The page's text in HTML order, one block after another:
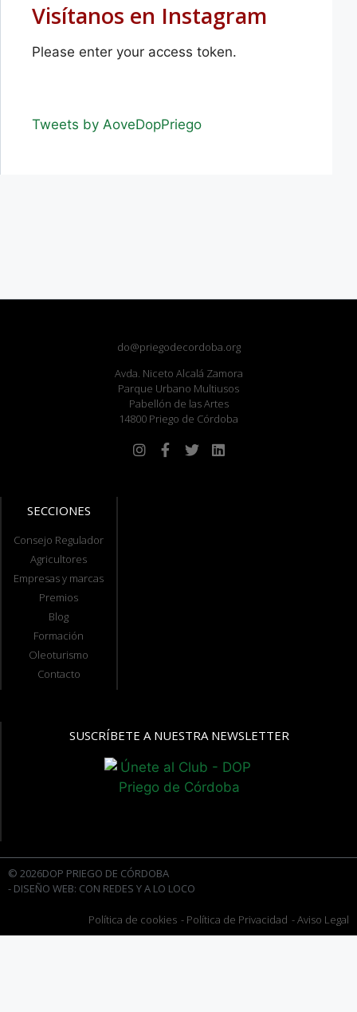
Visítanos en Instagram
Please enter your access token.
Tweets by AoveDopPriego
do@priegodecordoba.org
Avda. Niceto Alcalá Zamora
Parque Urbano Multiusos
Pabellón de las Artes
14800 Priego de Córdoba
SECCIONES
Consejo Regulador
Agricultores
Empresas y marcas
Premios
Blog
Formación
Oleoturismo
Contacto
SUSCRÍBETE A NUESTRA NEWSLETTER
© 2026DOP PRIEGO DE CÓRDOBA
- DISEÑO WEB: CON REDES Y A LO LOCO
Política de cookies - Política de Privacidad - Aviso Legal